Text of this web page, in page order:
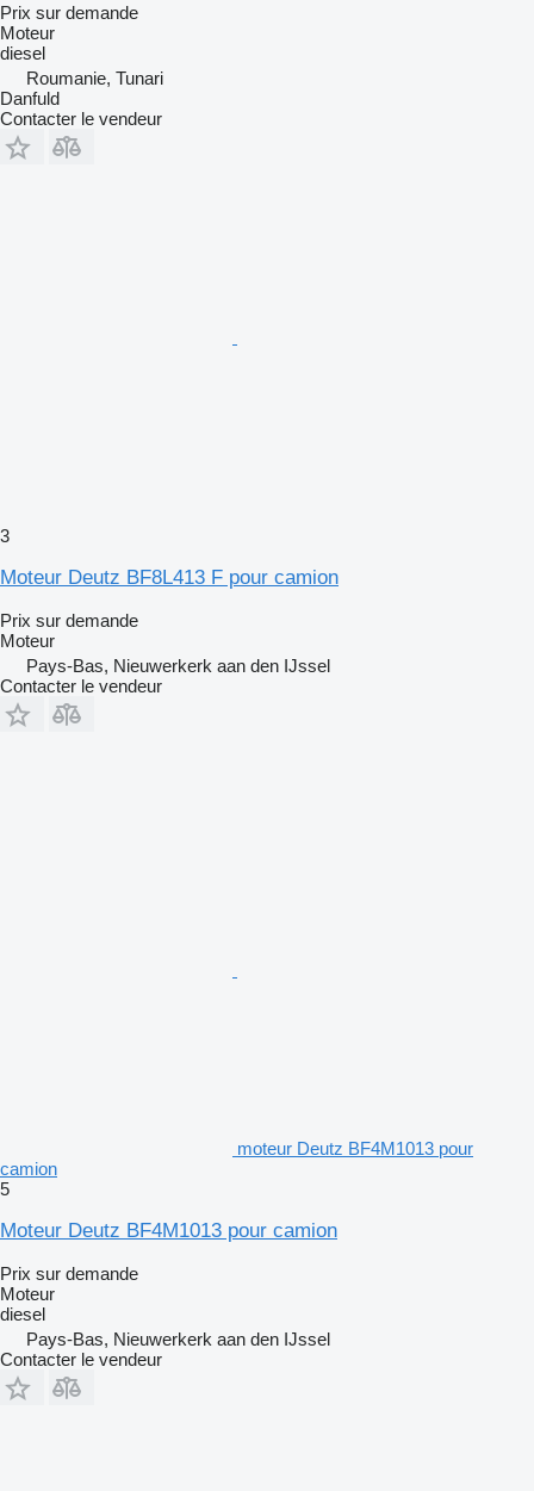
Prix sur demande
Moteur
diesel
Roumanie, Tunari
Danfuld
Contacter le vendeur
3
Moteur Deutz BF8L413 F pour camion
Prix sur demande
Moteur
Pays-Bas, Nieuwerkerk aan den IJssel
Contacter le vendeur
moteur Deutz BF4M1013 pour
camion
5
Moteur Deutz BF4M1013 pour camion
Prix sur demande
Moteur
diesel
Pays-Bas, Nieuwerkerk aan den IJssel
Contacter le vendeur